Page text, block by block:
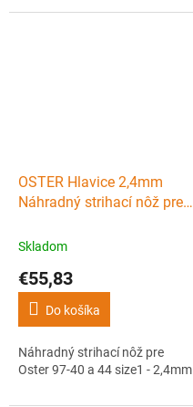
OSTER Hlavice 2,4mm
Náhradný strihací nôž pre
2,4mm
Skladom
€55,83
Do košíka
Náhradný strihací nôž pre
Oster 97-40 a 44 size1 - 2,4mm